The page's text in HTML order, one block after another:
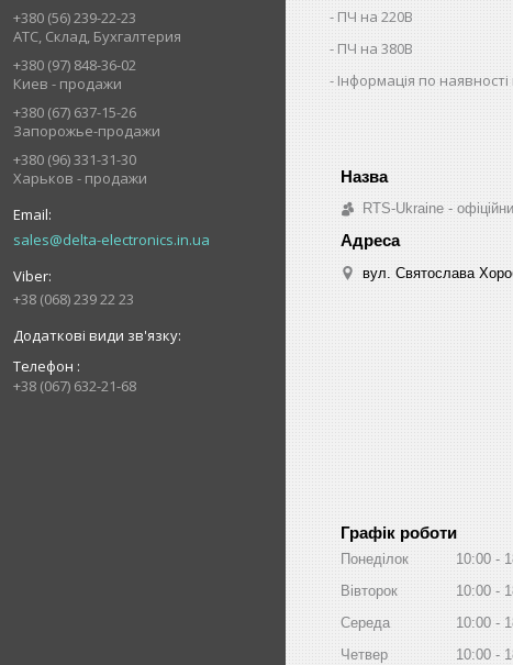
+380 (56) 239-22-23
АТС, Склад, Бухгалтерия
+380 (97) 848-36-02
Киев - продажи
+380 (67) 637-15-26
Запорожье-продажи
+380 (96) 331-31-30
Харьков - продажи
sales@delta-electronics.in.ua
+38 (068) 239 22 23
Телефон
+38 (067) 632-21-68
ПЧ на 220В
ПЧ на 380В
Інформація по наявності
RTS-Ukraine -
вул. Святослава
Графік роботи
Понеділок 10:00
Вівторок
10:00
Середа
10:00
Четвер
10:00